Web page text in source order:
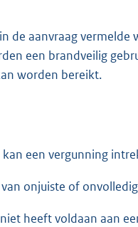
de aanvraag vermelde
een brandveilig
worden bereikt.
een vergunning
onjuiste of
heeft voldaan aan